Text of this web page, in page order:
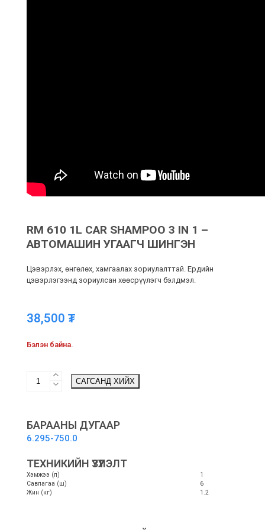
RM 610 1L CAR SHAMPOO 3 IN 1 –
АВТОМАШИН УГААГЧ ШИНГЭН
Цэвэрлэх, өнгөлөх, хамгаалах зориулалттай. Ердийн
цэвэрлэгээнд зориулсан хөөсрүүлэгч бэлдмэл.
38,500 ₮
Бэлэн байна.
610
Shampoo
3
in
Автомашин
угаагч
шингэн
САГСАНД ХИЙХ
БАРААНЫ ДУГААР
6.295-750.0
ТЕХНИКИЙН ҮЗҮҮЛЭЛТ
Хэмжээ (л)
1
Савлагаа (ш)
6
Жин (кг)
1.2